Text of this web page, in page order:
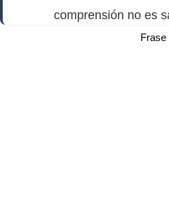
comprensión no es
Frase